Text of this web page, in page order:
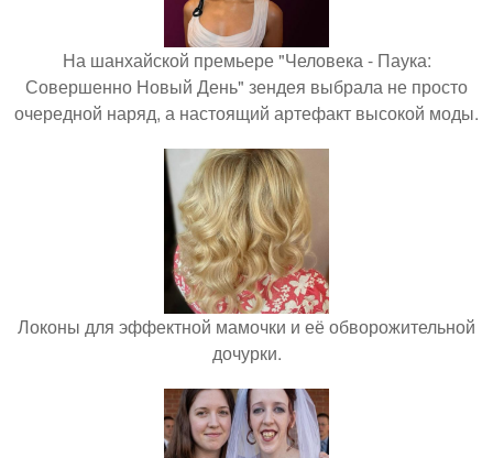
На шанхайской премьере "Человека - Паука:
Совершенно Новый День" зендея выбрала не просто
очередной наряд, а настоящий артефакт высокой моды.
Локоны для эффектной мамочки и её обворожительной
дочурки.